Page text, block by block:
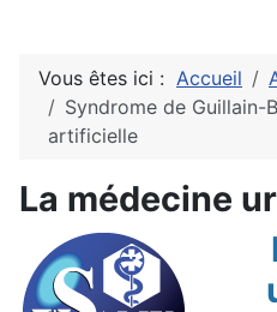
Vous êtes ici : Accueil
Syndrome de Guillain-
artificielle
La médecine